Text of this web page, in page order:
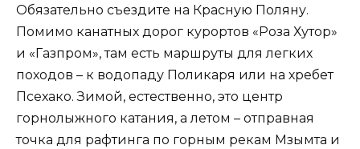
Обязательно съездите на Красную Поляну.
Помимо канатных дорог курортов «Роза Хутор»
и «Газпром», там есть маршруты для легких
походов – к водопаду Поликаря или на хребет
Псехако. Зимой, естественно, это центр
горнолыжного катания, а летом – отправная
точка для рафтинга по горным рекам Мзымта и